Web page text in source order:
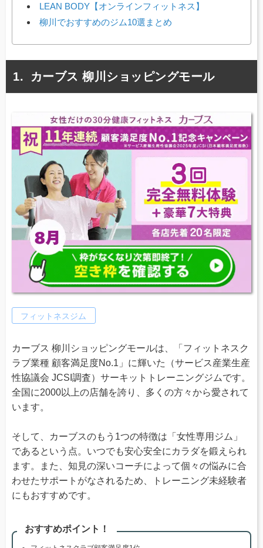
LEAN BODY【オンラインフィットネス】
柳川でおすすめのジム10選まとめ
カーブス 柳川ショッピングモール
フィットネスジム
カーブス 柳川ショッピングモールは、「フィットネスク
ラブ業種 顧客満足度No.1」に輝いた（サービス産業生産
性協議会 JCSI調査）サーキットトレーニングジムです。
全国に2000以上の店舗を誇り、多くの方々から愛されて
います。
そして、カーブスのもう1つの特徴は「女性専用ジム」
であるという点。いつでも安心安全にカラダを鍛えられ
ます。また、知見の深いコーチによって個々の悩みに合
わせたサポートがなされるため、トレーニング未経験者
にもおすすめです。
おすすめポイント！